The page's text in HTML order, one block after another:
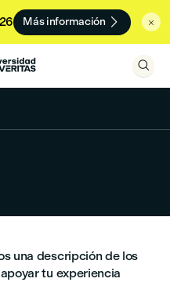
Más información  

una descripción de los
tu experiencia